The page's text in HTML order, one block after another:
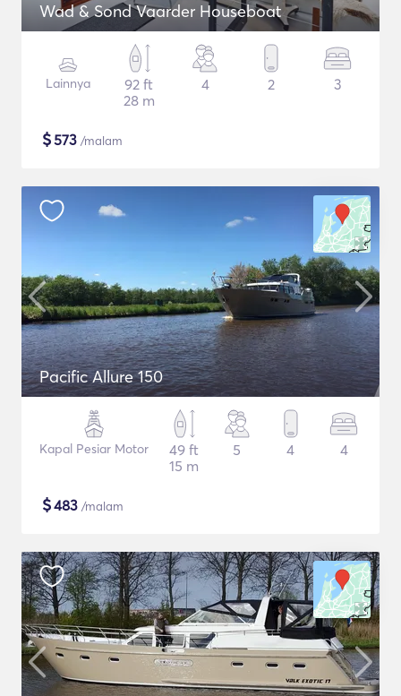
Wad & Sond Vaarder Houseboat
Lainnya
92 ft
28 m
4 2 3
$573 /malam
Pacific Allure 150
Kapal Pesiar Motor
49 ft
15 m
5 4 4
$483 /malam